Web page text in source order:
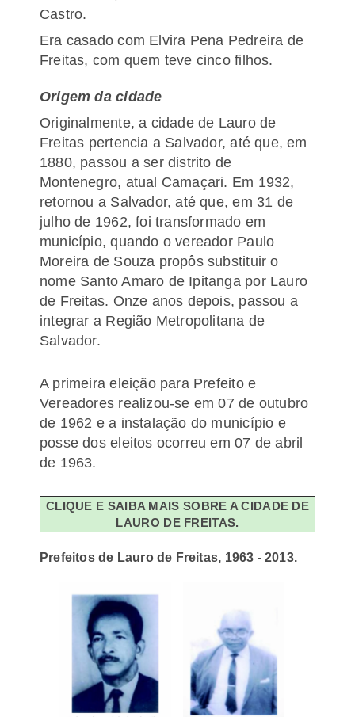
Castro.
Era casado com Elvira Pena Pedreira de
Freitas, com quem teve cinco filhos.
Origem da cidade
Originalmente, a cidade de Lauro de
Freitas pertencia a Salvador, até que, em
1880, passou a ser distrito de
Montenegro, atual Camaçari. Em 1932,
retornou a Salvador, até que, em 31 de
julho de 1962, foi transformado em
município, quando o vereador Paulo
Moreira de Souza propôs substituir o
nome Santo Amaro de Ipitanga por Lauro
de Freitas. Onze anos depois, passou a
integrar a Região Metropolitana de
Salvador.
A primeira eleição para Prefeito e
Vereadores realizou-se em 07 de outubro
de 1962 e a instalação do município e
posse dos eleitos ocorreu em 07 de abril
de 1963.
CLIQUE E SAIBA MAIS SOBRE A CIDADE DE
LAURO DE FREITAS.
Prefeitos de Lauro de Freitas, 1963 - 2013.